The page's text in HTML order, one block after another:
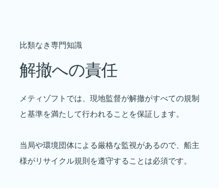
比類なき専門知識
解撤への責任
メティゾフトでは、現地監督が解撤がすべての規制
と基準を満たして行われることを保証します。
当局や環境団体による厳格な監視があるので、船主
様がリサイクル規則を遵守することは必須です。